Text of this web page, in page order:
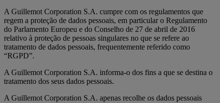
A Guillemot Corporation S.A. cumpre com os regulamentos que
regem a proteção de dados pessoais, em particular o Regulamento
do Parlamento Europeu e do Conselho de 27 de abril de 2016
relativo à proteção de pessoas singulares no que se refere ao
tratamento de dados pessoais, frequentemente referido como
“RGPD”.
A Guillemot Corporation S.A. informa-o dos fins a que se destina o
tratamento dos seus dados pessoais.
A Guillemot Corporation S.A. apenas recolhe os dados pessoais